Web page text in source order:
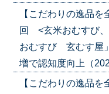
【こだわりの逸品
回 <玄米おむすび
おむすび 玄むす屋
増で認知度向上（
【こだわりの逸品を